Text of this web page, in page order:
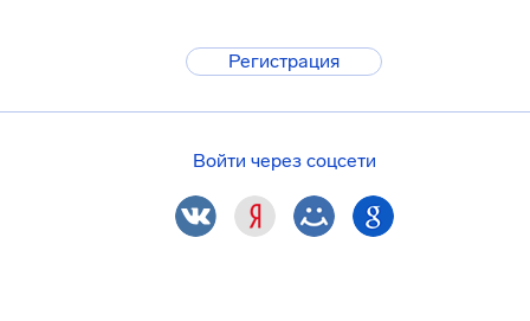
Регистрация
Войти через соцсети